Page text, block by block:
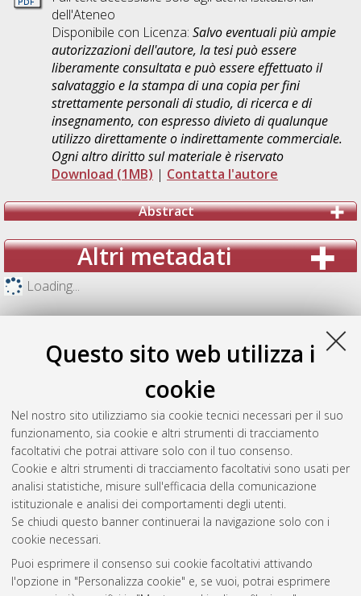
Questo sito web utilizza i
cookie
Nel nostro sito utilizziamo sia cookie tecnici necessari per il suo
funzionamento, sia cookie e altri strumenti di tracciamento
facoltativi che potrai attivare solo con il tuo consenso.
Cookie e altri strumenti di tracciamento facoltativi sono usati per
analisi statistiche, misure sull'efficacia della comunicazione
istituzionale e analisi dei comportamenti degli utenti.
Se chiudi questo banner continuerai la navigazione solo con i
cookie necessari.
Puoi esprimere il consenso sui cookie facoltativi attivando
l'opzione in "Personalizza cookie" e, se vuoi, potrai esprimere
dell'Ateneo
Disponibile con Licenza: Salvo eventuali più ampie
autorizzazioni dell'autore, la tesi può essere
liberamente consultata e può essere effettuato il
salvataggio e la stampa di una copia per fini
strettamente personali di studio, di ricerca e di
insegnamento, con espresso divieto di qualunque
utilizzo direttamente o indirettamente commerciale.
Ogni altro diritto sul materiale è riservato
Download (1MB) | Contatta l'autore
Abstract
Altri metadati
Loading...
Gestione del documento:
Atom
Rss 1.0